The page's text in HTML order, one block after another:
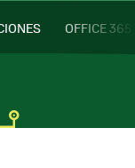
OFFICE 365